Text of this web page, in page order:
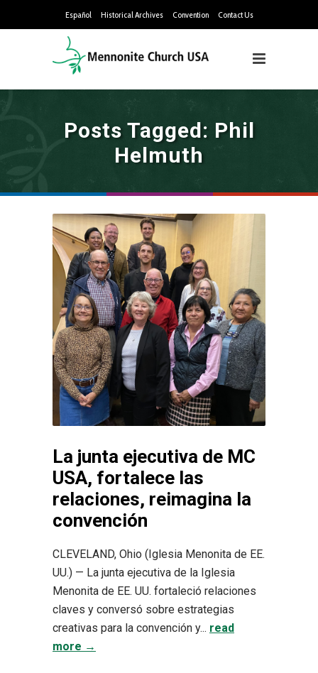
Español Historical Archives Convention Contact Us
Posts Tagged: Phil
Helmuth
La junta ejecutiva de MC
USA, fortalece las
relaciones, reimagina la
convención
CLEVELAND, Ohio (Iglesia Menonita de EE.
UU.) — La junta ejecutiva de la Iglesia
Menonita de EE. UU. fortaleció relaciones
claves y conversó sobre estrategias
creativas para la convención y... read
more →